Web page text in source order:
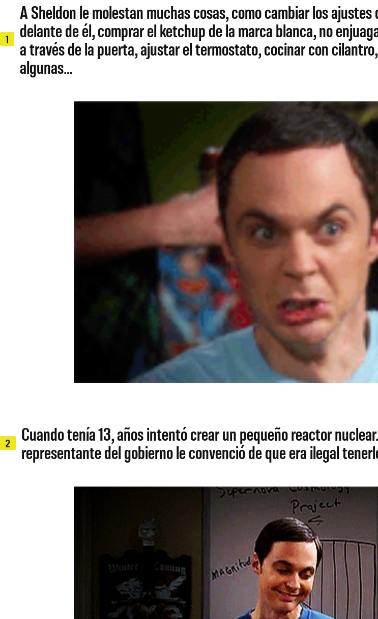
1
A Sheldon le molestan muchas cosas, como cambiar los
delante de él, comprar el ketchup de la marca blanca, no
a través de la puerta, ajustar el termostato, cocinar con
algunas…
2
Cuando tenía 13, años intentó crear un pequeño reactor
representante del gobierno le convenció de que era ilegal